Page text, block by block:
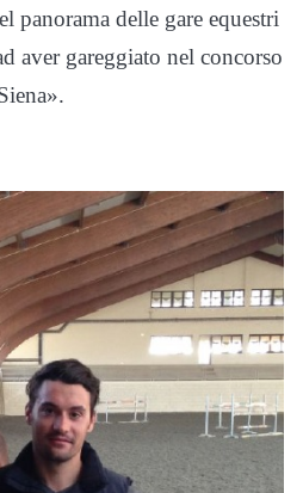
panorama delle gare equestri
aver gareggiato nel concorso